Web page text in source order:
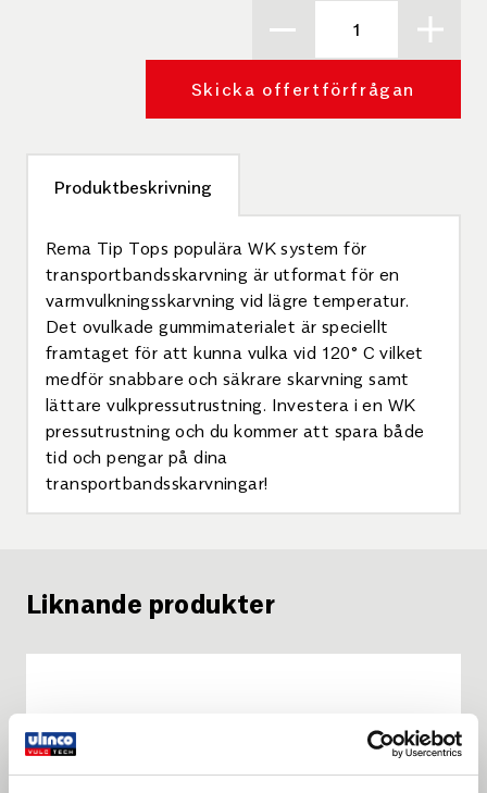
Skicka offertförfrågan
Produktbeskrivning
Rema Tip Tops populära WK system för
transportbandsskarvning är utformat för en
varmvulkningsskarvning vid lägre temperatur.
Det ovulkade gummimaterialet är speciellt
framtaget för att kunna vulka vid 120° C vilket
medför snabbare och säkrare skarvning samt
lättare vulkpressutrustning. Investera i en WK
pressutrustning och du kommer att spara både
tid och pengar på dina
transportbandsskarvningar!
Liknande produkter